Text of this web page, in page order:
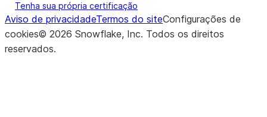
Tenha sua própria certificação
Aviso de privacidadeTermos do siteConfigurações de
cookies© 2026 Snowflake, Inc. Todos os direitos
reservados.